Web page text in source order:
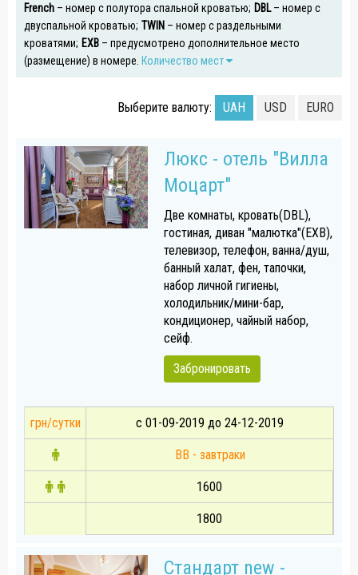
French – номер с полутора спальной кроватью; DBL– номер с
двуспальной кроватью; TWIN – номер с раздельными
кроватями; EXB – предусмотрено дополнительное место
(размещение) в номере. Количество мест
Выберите валюту: UAH USD EURO
Люкс - отель "Вилла
Моцарт"
Две комнаты, кровать(DBL),
гостиная, диван "малютка"(EXB),
телевизор, телефон, ванна/душ,
банный халат, фен, тапочки,
набор личной гигиены,
холодильник/мини-бар,
кондиционер, чайный набор,
сейф.
Забронировать
грн/сутки с 01-09-2019 до 24-12-2019
BB - завтраки
1600
1800
Стандарт new -